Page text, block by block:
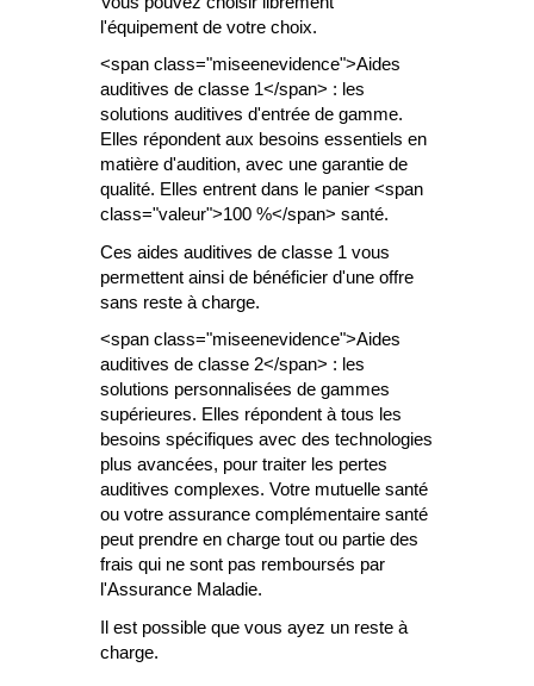
l'équipement de votre choix.
<span class="miseenevidence">Aides
auditives de classe 1</span> : les
solutions auditives d'entrée de gamme.
Elles répondent aux besoins essentiels en
matière d'audition, avec une garantie de
qualité. Elles entrent dans le panier <span
class="valeur">100 %</span> santé.
Ces aides auditives de classe 1 vous
permettent ainsi de bénéficier d'une offre
sans reste à charge.
<span class="miseenevidence">Aides
auditives de classe 2</span> : les
solutions personnalisées de gammes
supérieures. Elles répondent à tous les
besoins spécifiques avec des technologies
plus avancées, pour traiter les pertes
auditives complexes. Votre mutuelle santé
ou votre assurance complémentaire santé
peut prendre en charge tout ou partie des
frais qui ne sont pas remboursés par
l'Assurance Maladie.
Il est possible que vous ayez un reste à
charge.